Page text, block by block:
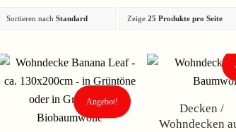
Sortieren nach Standard Zeige 25 Produkte pro Seite
Angebot!
Decken /
Wohndecken